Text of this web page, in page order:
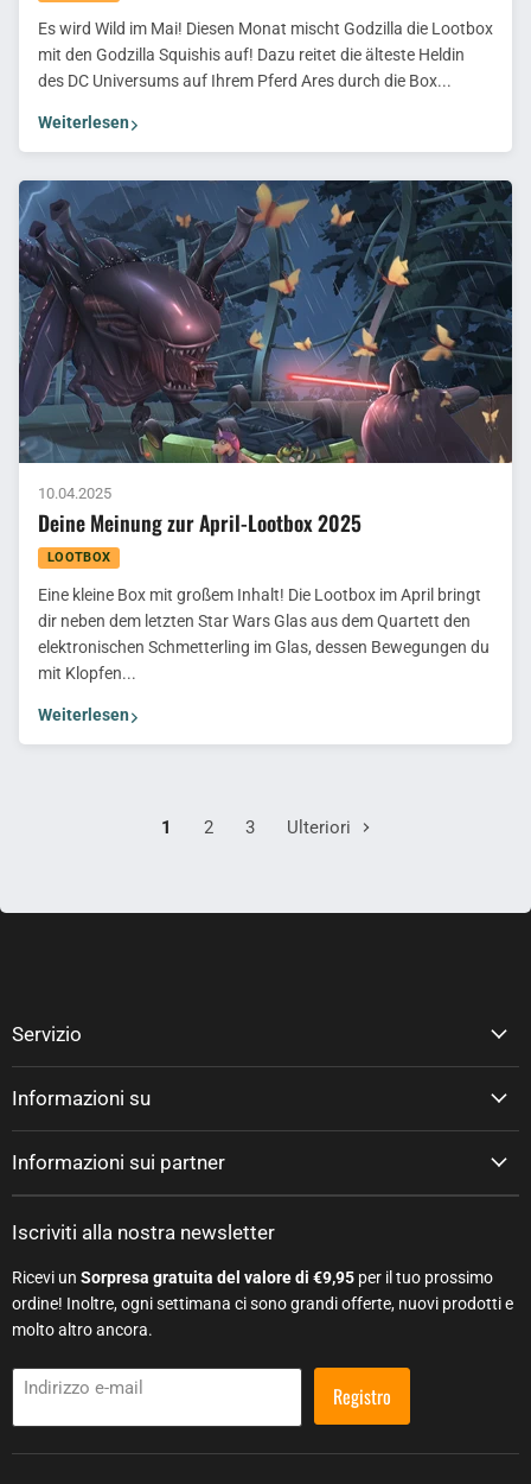
Es wird Wild im Mai! Diesen Monat mischt Godzilla die Lootbox
mit den Godzilla Squishis auf! Dazu reitet die älteste Heldin
des DC Universums auf Ihrem Pferd Ares durch die Box...
Weiterlesen
10.04.2025
Deine Meinung zur April-Lootbox 2025
LOOTBOX
Eine kleine Box mit großem Inhalt! Die Lootbox im April bringt
dir neben dem letzten Star Wars Glas aus dem Quartett den
elektronischen Schmetterling im Glas, dessen Bewegungen du
mit Klopfen...
Weiterlesen
1 2 3 Ulteriori
Servizio
Informazioni su
Informazioni sui partner
Iscriviti alla nostra newsletter
Ricevi un Sorpresa gratuita del valore di €9,95 per il tuo prossimo
ordine! Inoltre, ogni settimana ci sono grandi offerte, nuovi prodotti e
molto altro ancora.
Indirizzo e-mail Registro